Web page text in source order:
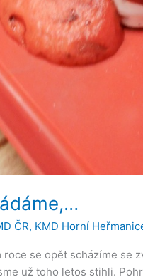
ČR, KMD Horní
se opět scházíme se
už toho letos stihli.